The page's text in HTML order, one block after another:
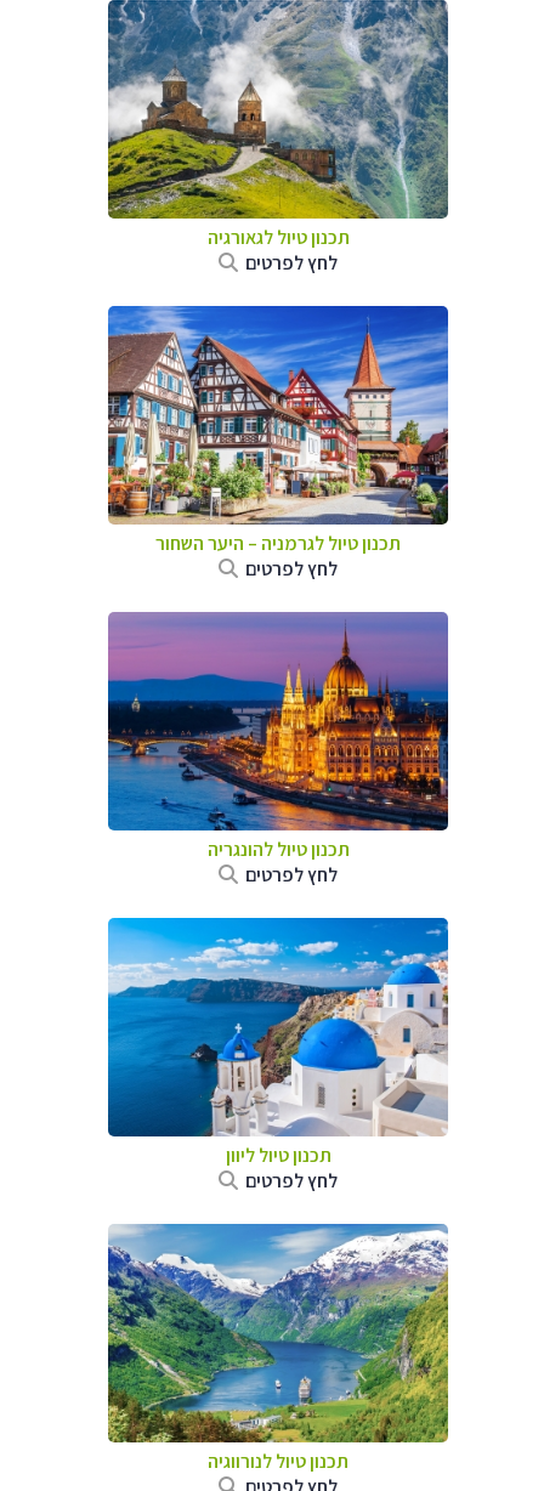
תכנון טיול לגאורגיה
לחץ לפרטים
תכנון טיול לגרמניה – היער השחור
לחץ לפרטים
תכנון טיול להונגריה
לחץ לפרטים
תכנון טיול ליוון
לחץ לפרטים
תכנון טיול לנורווגיה